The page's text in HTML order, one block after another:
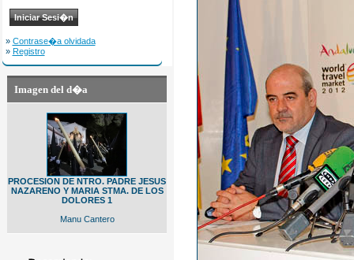
» Contrase�a olvidada
» Registro
Imagen del d�a
PROCESION DE NTRO. PADRE JESUS
NAZARENO Y MARIA STMA. DE LOS
DOLORES 1
Manu Cantero